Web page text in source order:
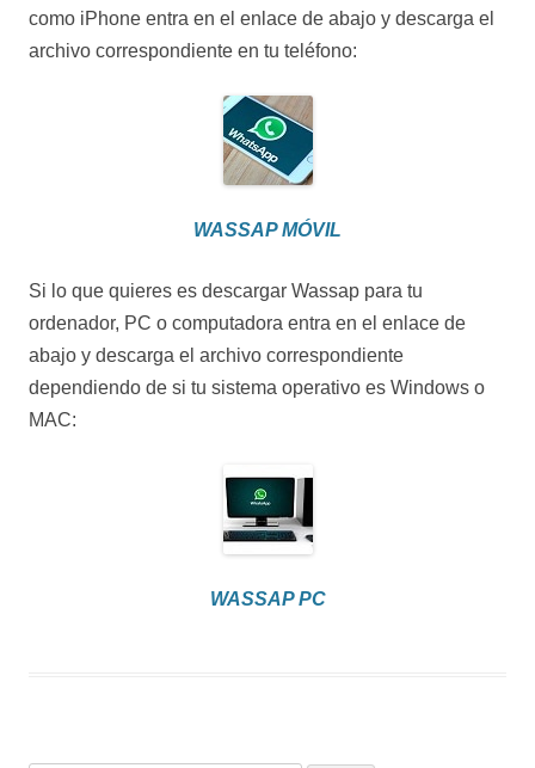
como iPhone entra en el enlace de abajo y descarga el
archivo correspondiente en tu teléfono:
WASSAP MÓVIL
Si lo que quieres es descargar Wassap para tu
ordenador, PC o computadora entra en el enlace de
abajo y descarga el archivo correspondiente
dependiendo de si tu sistema operativo es Windows o
MAC:
WASSAP PC